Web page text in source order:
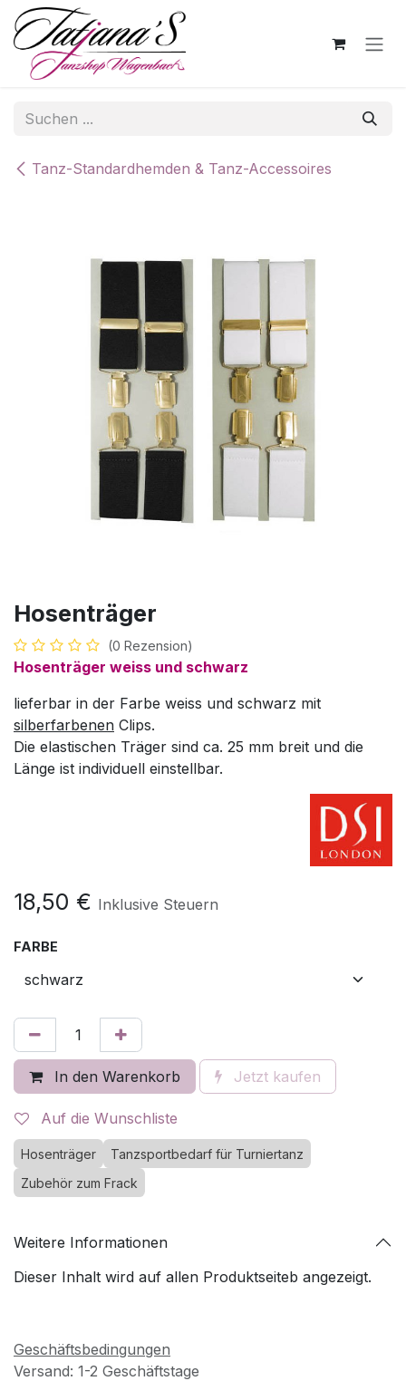
Zum Inhalt springen
Tanz-Standardhemden & Tanz-Accessoires
Hosenträger
(0 Rezension)
Hosenträger weiss und schwarz
lieferbar in der Farbe weiss und schwarz mit
silberfarbenen Clips.
Die elastischen Träger sind ca. 25 mm breit und die
Länge ist individuell einstellbar.
18,50 € Inklusive Steuern
FARBE
In den Warenkorb Jetzt kaufen
Auf die Wunschliste
Hosenträger
Tanzsportbedarf für Turniertanz
Zubehör zum Frack
Weitere Informationen
Dieser Inhalt wird auf allen Produktseiteb angezeigt.
Geschäftsbedingungen
Versand: 1-2 Geschäftstage